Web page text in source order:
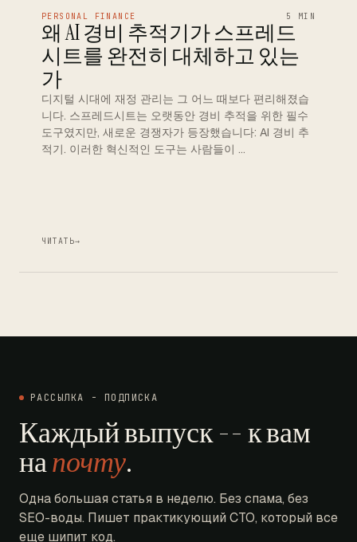
PERSONAL FINANCE 5 MIN
왜 AI 경비 추적기가 스프레드
시트를 완전히 대체하고 있는
가
디지털 시대에 재정 관리는 그 어느 때보다 편리해졌습
니다. 스프레드시트는 오랫동안 경비 추적을 위한 필수
도구였지만, 새로운 경쟁자가 등장했습니다: AI 경비 추
적기. 이러한 혁신적인 도구는 사람들이 …
ЧИТАТЬ→
РАССЫЛКА - ПОДПИСКА
Каждый выпуск -- к вам
напочту.
Одна большая статья в неделю. Без спама, без
SEO-воды. Пишет практикующий CTO, который все
еще шипит код.